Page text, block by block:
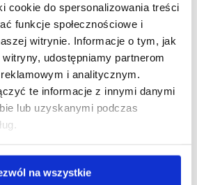
cookie do spersonalizowania treści
funkcje społecznościowe i
witrynie. Informacje o tym, jak
udostępniamy partnerom
i analitycznym.
te informacje z innymi danymi
lub uzyskanymi podczas
na wszystkie